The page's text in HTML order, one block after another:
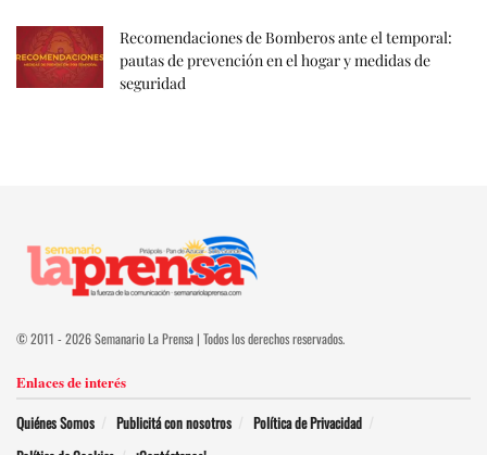
Recomendaciones de Bomberos ante el temporal:
pautas de prevención en el hogar y medidas de
seguridad
© 2011 - 2026 Semanario La Prensa | Todos los derechos reservados.
Enlaces de interés
Quiénes Somos Publicitá con nosotros
Política de Privacidad